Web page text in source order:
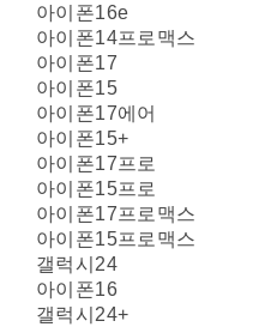
아이폰16e
아이폰14프로맥스
아이폰17
아이폰15
아이폰17에어
아이폰15+
아이폰17프로
아이폰15프로
아이폰17프로맥스
아이폰15프로맥스
갤럭시24
아이폰16
갤럭시24+